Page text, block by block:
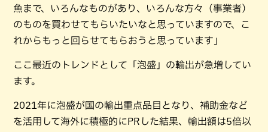
魚まで、いろんなものがあり、いろんな方々（事業者）
のものを買わせてもらいたいなと思っていますので、こ
れからもっと回らせてもらおうと思っています」
ここ最近のトレンドとして「泡盛」の輸出が急増してい
ます。
2021年に泡盛が国の輸出重点品目となり、補助金など
を活用して海外に積極的にPRした結果、輸出額は5倍以